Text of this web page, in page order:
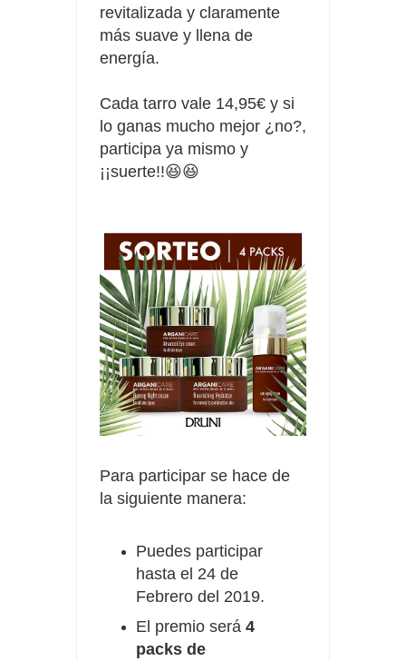
revitalizada y claramente
más suave y llena de
energía.
Cada tarro vale 14,95€ y si
lo ganas mucho mejor ¿no?,
participa ya mismo y
¡¡suerte!!😆😆
Para participar se hace de
la siguiente manera:
Puedes participar
hasta el 24 de
Febrero del 2019.
El premio será 4
packs de